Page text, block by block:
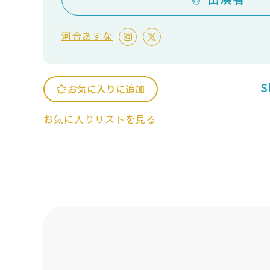
河合あすな
お気に入りに追加
お気に入りリストを見る